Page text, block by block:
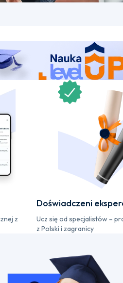
z
Doświadczeni
Ucz się od specjalistów –
z Polski i zagranicy